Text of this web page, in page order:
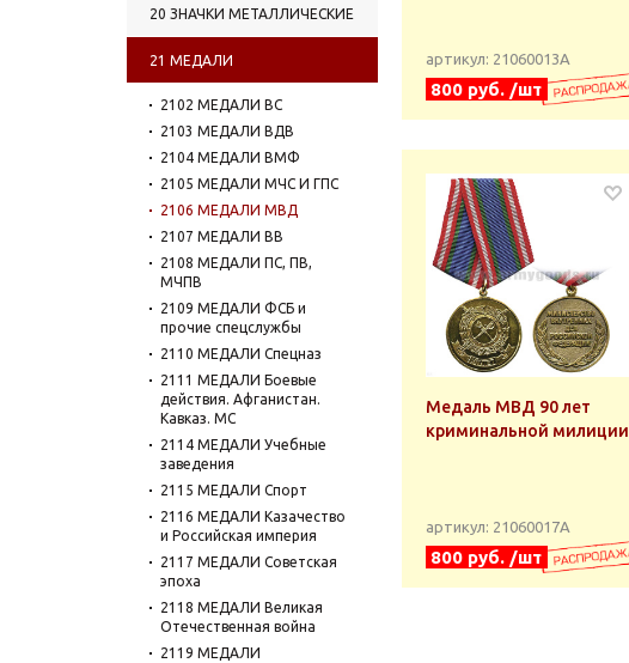
20 ЗНАЧКИ МЕТАЛЛИЧЕСКИЕ
21 МЕДАЛИ
2102 МЕДАЛИ ВС
2103 МЕДАЛИ ВДВ
2104 МЕДАЛИ ВМФ
2105 МЕДАЛИ МЧС И ГПС
2106 МЕДАЛИ МВД
2107 МЕДАЛИ ВВ
2108 МЕДАЛИ ПС, ПВ,
МЧПВ
2109 МЕДАЛИ ФСБ и
прочие спецслужбы
2110 МЕДАЛИ Спецназ
2111 МЕДАЛИ Боевые
действия. Афганистан.
Кавказ. МС
2114 МЕДАЛИ Учебные
заведения
2115 МЕДАЛИ Спорт
2116 МЕДАЛИ Казачество
и Российская империя
2117 МЕДАЛИ Советская
эпоха
2118 МЕДАЛИ Великая
Отечественная война
2119 МЕДАЛИ
артикул: 21060013А
800 руб. /шт
Медаль МВД 90 лет
криминальной милиции
артикул: 21060017А
800 руб. /шт